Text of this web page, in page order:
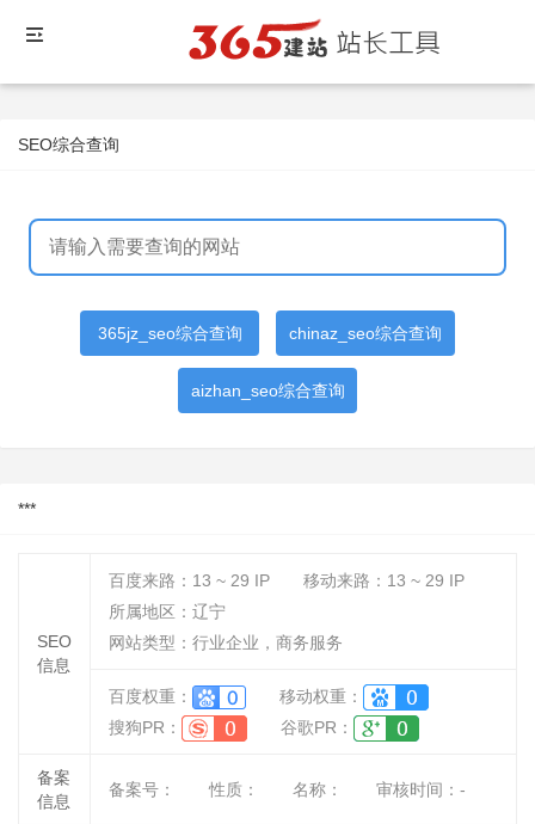
SEO综合查询
365jz_seo综合查询 chinaz_seo综合查询
aizhan_seo综合查询
***
SEO
信息
百度来路： 13 ~ 29 IP 移动来路： 13 ~ 29 IP
所属地区：辽宁
网站类型：行业企业，商务服务
百度权重：
移动权重：
搜狗PR：
谷歌PR：
备案
信息
备案号： 性质： 名称： 审核时间： -